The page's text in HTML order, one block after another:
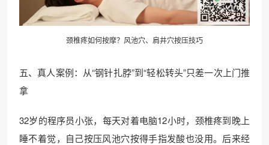
颈椎疼如何按摩？风池穴、肩井穴按压技巧
五、真人案例：从“钢针扎脖”到“轻松转头”只差一次上门推
拿
32岁的程序员小张，每天对着电脑12小时，颈椎疼到晚上
睡不着觉，自己按压风池穴按得手指发酸也没用。后来经